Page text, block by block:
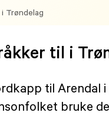
Trøndelag
til i
til Arendal
bruke